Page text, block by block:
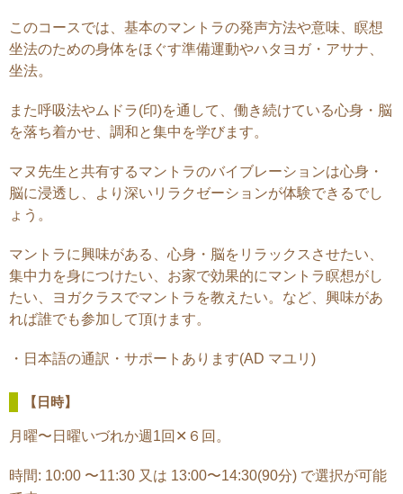
このコースでは、基本のマントラの発声方法や意味、瞑想
坐法のための身体をほぐす準備運動やハタヨガ・アサナ、
坐法。
また呼吸法やムドラ(印)を通して、働き続けている心身・脳
を落ち着かせ、調和と集中を学びます。
マヌ先生と共有するマントラのバイブレーションは心身・
脳に浸透し、より深いリラクゼーションが体験できるでし
ょう。
マントラに興味がある、心身・脳をリラックスさせたい、
集中力を身につけたい、お家で効果的にマントラ瞑想がし
たい、ヨガクラスでマントラを教えたい。など、興味があ
れば誰でも参加して頂けます。
・日本語の通訳・サポートあります(AD マユリ)
【日時】
月曜〜日曜いづれか週1回✕６回。
時間: 10:00 〜11:30 又は 13:00〜14:30(90分) で選択が可能